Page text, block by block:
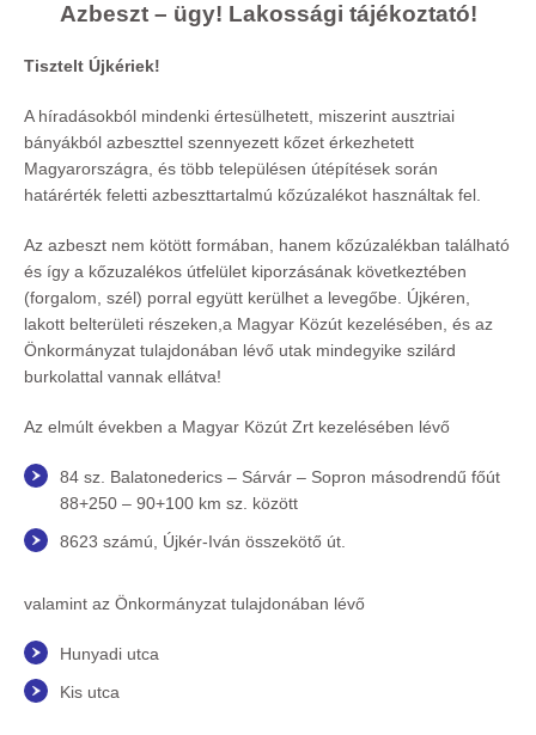
Azbeszt – ügy! Lakossági tájékoztató!
Tisztelt Újkériek!
A híradásokból mindenki értesülhetett, miszerint ausztriai
bányákból azbeszttel szennyezett kőzet érkezhetett
Magyarországra, és több településen útépítések során
határérték feletti azbeszttartalmú kőzúzalékot használtak fel.
Az azbeszt nem kötött formában, hanem kőzúzalékban található
és így a kőzuzalékos útfelület kiporzásának következtében
(forgalom, szél) porral együtt kerülhet a levegőbe. Újkéren,
lakott belterületi részeken,a Magyar Közút kezelésében, és az
Önkormányzat tulajdonában lévő utak mindegyike szilárd
burkolattal vannak ellátva!
Az elmúlt években a Magyar Közút Zrt kezelésében lévő
84 sz. Balatonederics – Sárvár – Sopron másodrendű főút
88+250 – 90+100 km sz. között
8623 számú, Újkér-Iván összekötő út.
valamint az Önkormányzat tulajdonában lévő
Hunyadi utca
Kis utca